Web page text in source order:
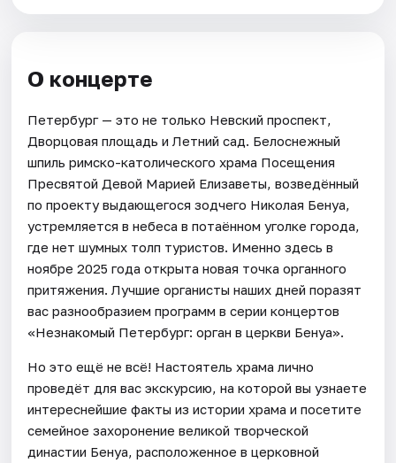
О концерте
Петербург — это не только Невский проспект,
Дворцовая площадь и Летний сад. Белоснежный
шпиль римско-католического храма Посещения
Пресвятой Девой Марией Елизаветы, возведённый
по проекту выдающегося зодчего Николая Бенуа,
устремляется в небеса в потаённом уголке города,
где нет шумных толп туристов. Именно здесь в
ноябре 2025 года открыта новая точка органного
притяжения. Лучшие органисты наших дней поразят
вас разнообразием программ в серии концертов
«Незнакомый Петербург: орган в церкви Бенуа».
Но это ещё не всё! Настоятель храма лично
проведёт для вас экскурсию, на которой вы узнаете
интереснейшие факты из истории храма и посетите
семейное захоронение великой творческой
династии Бенуа, расположенное в церковной